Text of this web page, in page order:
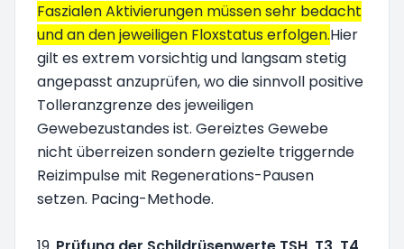
Faszialen Aktivierungen müssen sehr bedacht
und an den jeweiligen Floxstatus erfolgen.Hier
gilt es extrem vorsichtig und langsam stetig
angepasst anzuprüfen, wo die sinnvoll positive
Tolleranzgrenze des jeweiligen
Gewebezustandes ist. Gereiztes Gewebe
nicht überreizen sondern gezielte triggernde
Reizimpulse mit Regenerations-Pausen
setzen. Pacing-Methode.